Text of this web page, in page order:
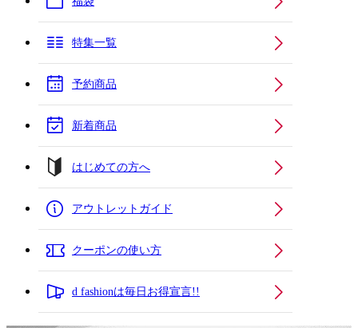
特集一覧
予約商品
新着商品
はじめての方へ
アウトレットガイド
クーポンの使い方
d fashionは毎日お得宣言!!